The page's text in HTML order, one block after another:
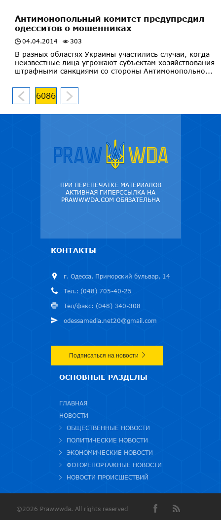
Антимонопольный комитет предупредил
одесситов о мошенниках
04.04.2014 303
В разных областях Украины участились случаи, когда
неизвестные лица угрожают субъектам хозяйствования
штрафными санкциями со стороны Антимонопольно...
6086
ПРИ ПЕРЕПЕЧАТКЕ МАТЕРИАЛОВ
АКТИВНАЯ ГИПЕРССЫЛКА НА
PRAWWWDA.COM ОБЯЗАТЕЛЬНА
КОНТАКТЫ
г. Одесса, Приморский бульвар, 14
Тел.: (048) 705-40-25
Тел/факс: (048) 340-308
odessamedia.net20@gmail.com
Подписаться на новости
ОСНОВНЫЕ РАЗДЕЛЫ
ГЛАВНАЯ
НОВОСТИ
ОБЩЕСТВЕННЫЕ НОВОСТИ
ПОЛИТИЧЕСКИЕ НОВОСТИ
ЭКОНОМИЧЕСКИЕ НОВОСТИ
ФОТОРЕПОРТАЖНЫЕ НОВОСТИ
НОВОСТИ ПРОИСШЕСТВИЙ
©2026 Prawwwda. All rights reserved